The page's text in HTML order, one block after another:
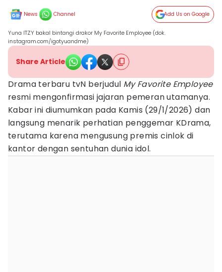
News Channel Add Us on Google
Yuna ITZY bakal bintangi drakor My Favorite Employee (dok.
instagram.com/igotyuandme)
Share Article
Drama terbaru tvN berjudul My Favorite Employee
resmi mengonfirmasi jajaran pemeran utamanya.
Kabar ini diumumkan pada Kamis (29/1/2026) dan
langsung menarik perhatian penggemar KDrama,
terutama karena mengusung premis cinlok di
kantor dengan sentuhan dunia idol.